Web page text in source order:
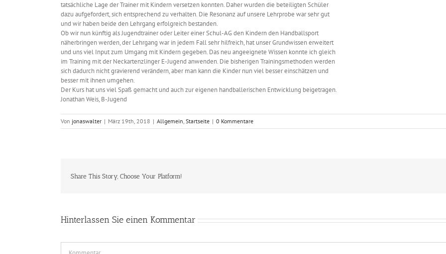
tatsächliche Lage der Trainer mit Kindern versetzen konnten. Daher wurden die beteiligten Schüler
dazu aufgefordert, sich entsprechend zu verhalten. Die Resonanz auf unsere Lehrprobe war sehr gut
und wir haben beide den Lehrgang erfolgreich bestanden.
Ob wir nun künftig als Jugendtrainer oder Leiter einer Schul-AG den Kindern den Handballsport
näherbringen werden, der Lehrgang war in jedem Fall sehr hilfreich, hat unser Grundwissen erweitert
und uns viel Input zum Umgang mit Kindern gegeben. Das neu angeeignete Wissen konnte ich gleich
im Training mit der Neckartenzlinger E-Jugend anwenden. Die bisherigen Trainingsmethoden werden
sich dadurch nicht gravierend verändern, aber man kann die Kinder nun viel besser einschätzen und
besser mit ihnen umgehen.
Der Kurs hat uns viel Spaß gemacht und auch zur eigenen handballerischen Entwicklung beigetragen.
Jonathan Weis, B-Jugend
Von jonaswalter | März 19th, 2018 | Allgemein, Startseite | 0 Kommentare
Share This Story, Choose Your Platform!
Hinterlassen Sie einen Kommentar